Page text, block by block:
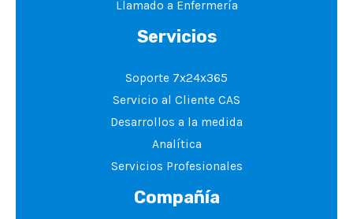
Llamado a Enfermería
Servicios
Soporte 7x24x365
Servicio al Cliente CAS
Desarrollos a la medida
Analítica
Servicios Profesionales
Compañía